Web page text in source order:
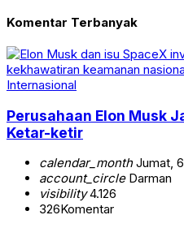
Komentar Terbanyak
Internasional
Perusahaan Elon Musk
Ketar-ketir
calendar_monthJumat,
account_circleDarman
visibility4.126
326Komentar